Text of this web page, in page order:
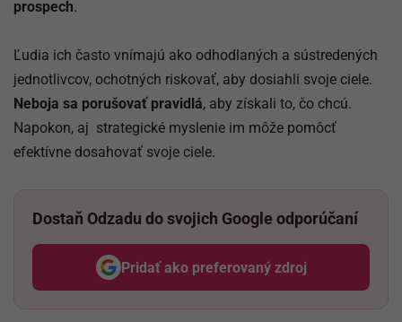
prospech.
Ľudia ich často vnímajú ako odhodlaných a sústredených
jednotlivcov, ochotných riskovať, aby dosiahli svoje ciele.
Neboja sa porušovať pravidlá, aby získali to, čo chcú.
Napokon, aj strategické myslenie im môže pomôcť
efektívne dosahovať svoje ciele.
Dostaň Odzadu do svojich Google odporúčaní
Pridať ako preferovaný zdroj
Odzadu, odkaz sa otvorí v